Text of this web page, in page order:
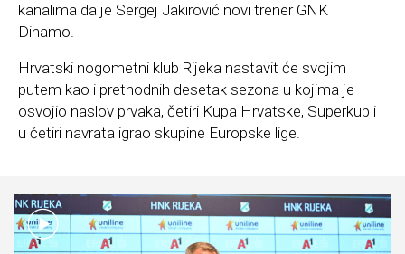
kanalima da je Sergej Jakirović novi trener GNK
Dinamo.
Hrvatski nogometni klub Rijeka nastavit će svojim
putem kao i prethodnih desetak sezona u kojima je
osvojio naslov prvaka, četiri Kupa Hrvatske, Superkup i
u četiri navrata igrao skupine Europske lige.